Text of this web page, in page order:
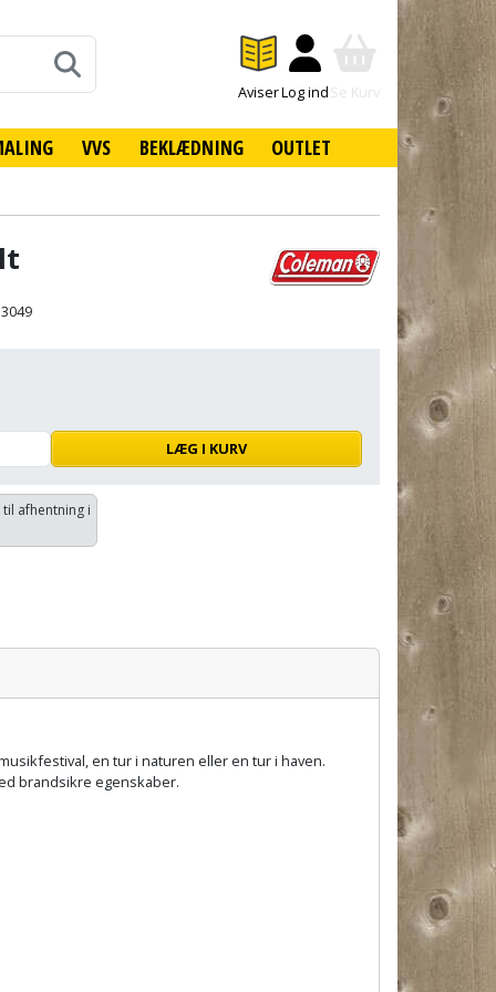
VVS BEKLÆDNING OUTLET
AviserLog indSe Kurv
LÆG I KURV
afhentning i
en tur i naturen eller en tur i haven.
brandsikre egenskaber.